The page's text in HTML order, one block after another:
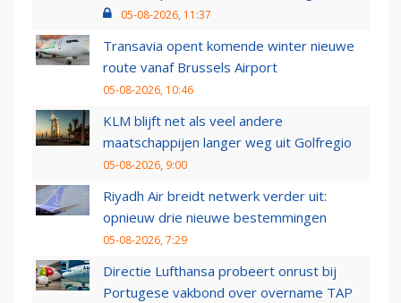
05-08-2026, 11:37
Transavia opent komende winter nieuwe
route vanaf Brussels Airport
05-08-2026, 10:46
KLM blijft net als veel andere
maatschappijen langer weg uit Golfregio
05-08-2026, 9:00
Riyadh Air breidt netwerk verder uit:
opnieuw drie nieuwe bestemmingen
05-08-2026, 7:29
Directie Lufthansa probeert onrust bij
Portugese vakbond over overname TAP